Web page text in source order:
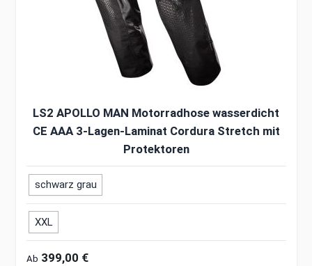
LS2 APOLLO MAN Motorradhose wasserdicht
CE AAA 3-Lagen-Laminat Cordura Stretch mit
Protektoren
schwarz grau
XXL
Ab 399,00 €